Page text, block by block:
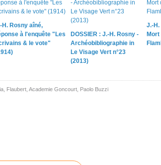
H. Rosny aîné,
à l'enquête "Les
& le vote"
DOSSIER : J.-H. Rosny -
Archéobibliographie in
Le Visage Vert n°23
(2013)
J.-
Flaubert Academie Goncourt Paolo Buzzi